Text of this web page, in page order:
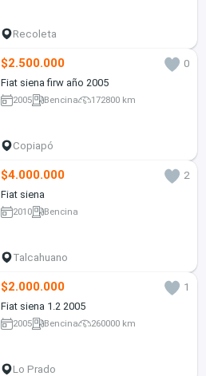
Recoleta
$2.500.000
0
Fiat siena firw año 2005
2005 Bencina 172800 km
Copiapó
$4.000.000
2
Fiat siena
2010 Bencina
Talcahuano
$2.000.000
1
Fiat siena 1.2 2005
2005 Bencina 260000 km
Lo Prado